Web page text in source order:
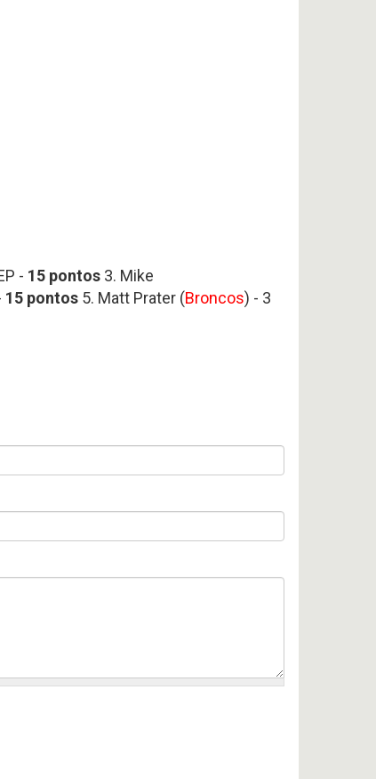
- 15 pontos 3. Mike
15 pontos 5. Matt Prater (Broncos) - 3